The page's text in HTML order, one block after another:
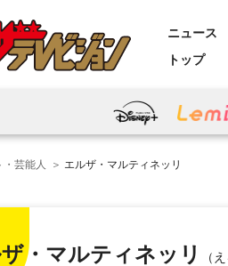
ニュース
トップ
芸能人 エルザ・マルティネッリ
・マルティネッリ （